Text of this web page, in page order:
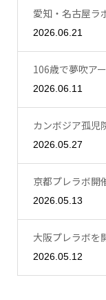
愛知・名古屋ラ
2026.06.21
106歳で夢吹ア
2026.06.11
カンボジア孤児
2026.05.27
京都プレラボ開
2026.05.13
大阪プレラボを
2026.05.12